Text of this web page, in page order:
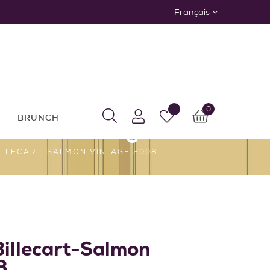
Français
BRUNCH
0
Achat en ligne
SALMON VINTAGE 2008
Salmon